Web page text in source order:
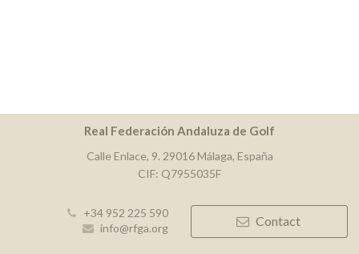
Real Federación Andaluza de Golf
Calle Enlace, 9. 29016 Málaga, España
CIF: Q7955035F
+34 952 225 590
info@rfga.org
Contact